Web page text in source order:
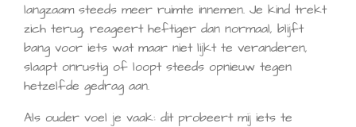
langzaam steeds meer ruimte innemen. Je kind trekt
zich terug, reageert heftiger dan normaal, blijft
bang voor iets wat maar niet lijkt te veranderen,
slaapt onrustig of loopt steeds opnieuw tegen
hetzelfde gedrag aan.
Als ouder voel je vaak: dit probeert mij iets te